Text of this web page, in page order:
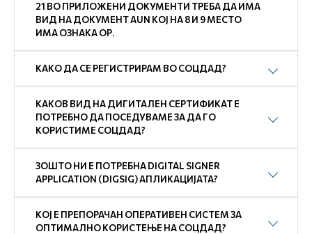
21 ВО ПРИЛОЖЕНИ ДОКУМЕНТИ ТРЕБА ДА ИМА
ВИД НА ДОКУМЕНТ AUN КОЈ НА 8 И 9 МЕСТО
ИМА ОЗНАКА ОР.
КАКО ДА СЕ РЕГИСТРИРАМ ВО СОЦДАД?
КАКОВ ВИД НА ДИГИТАЛЕН СЕРТИФИКАТ Е
ПОТРЕБНО ДА ПОСЕДУВАМЕ ЗА ДА ГО
КОРИСТИМЕ СОЦДАД?
ЗОШТО НИ Е ПОТРЕБНА DIGITAL SIGNER
APPLICATION (DIGSIG) АПЛИКАЦИЈАТА?
КОЈ Е ПРЕПОРАЧАН ОПЕРАТИВЕН СИСТЕМ ЗА
ОПТИМАЛНО КОРИСТЕЊЕ НА СОЦДАД?